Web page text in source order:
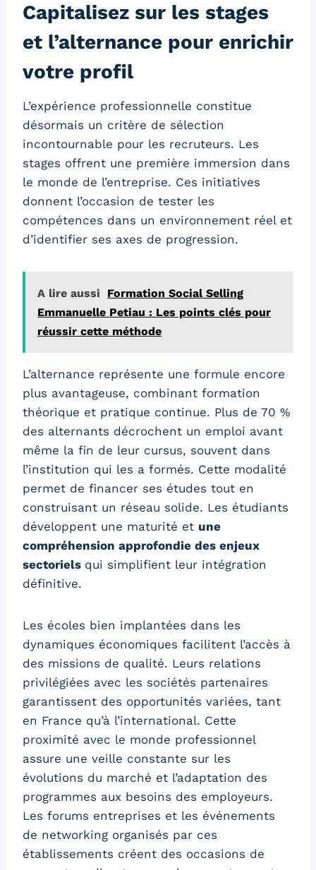
Capitalisez sur les stages
et l’alternance pour enrichir
votre profil
L’expérience professionnelle constitue
désormais un critère de sélection
incontournable pour les recruteurs. Les
stages offrent une première immersion dans
le monde de l’entreprise. Ces initiatives
donnent l’occasion de tester les
compétences dans un environnement réel et
d’identifier ses axes de progression.
A lire aussi
Formation Social Selling
Emmanuelle Petiau : Les points clés pour
réussir cette méthode
L’alternance représente une formule encore
plus avantageuse, combinant formation
théorique et pratique continue. Plus de 70 %
des alternants décrochent un emploi avant
même la fin de leur cursus, souvent dans
l’institution qui les a formés. Cette modalité
permet de financer ses études tout en
construisant un réseau solide. Les étudiants
développent une maturité et une
compréhension approfondie des enjeux
sectoriels qui simplifient leur intégration
définitive.
Les écoles bien implantées dans les
dynamiques économiques facilitent l’accès à
des missions de qualité. Leurs relations
privilégiées avec les sociétés partenaires
garantissent des opportunités variées, tant
en France qu’à l’international. Cette
proximité avec le monde professionnel
assure une veille constante sur les
évolutions du marché et l’adaptation des
programmes aux besoins des employeurs.
Les forums entreprises et les événements
de networking organisés par ces
établissements créent des occasions de